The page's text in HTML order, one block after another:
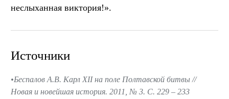
неслыханная виктория!».
Источники
Беспалов А.В. Карл XII на поле Полтавской битвы //
Новая и новейшая история. 2011, № 3. С. 229 – 233